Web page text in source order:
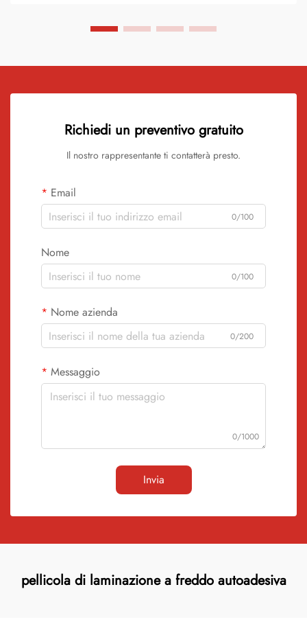
di applicazione e la sua resistenza nel tempo, il vinile transfer è
Richiedi un preventivo gratuito
Il nostro rappresentante ti contatterà presto.
Email
0/100
Nome
0/100
Nome azienda
0/200
Messaggio
0/1000
Invia
pellicola di laminazione a freddo autoadesiva